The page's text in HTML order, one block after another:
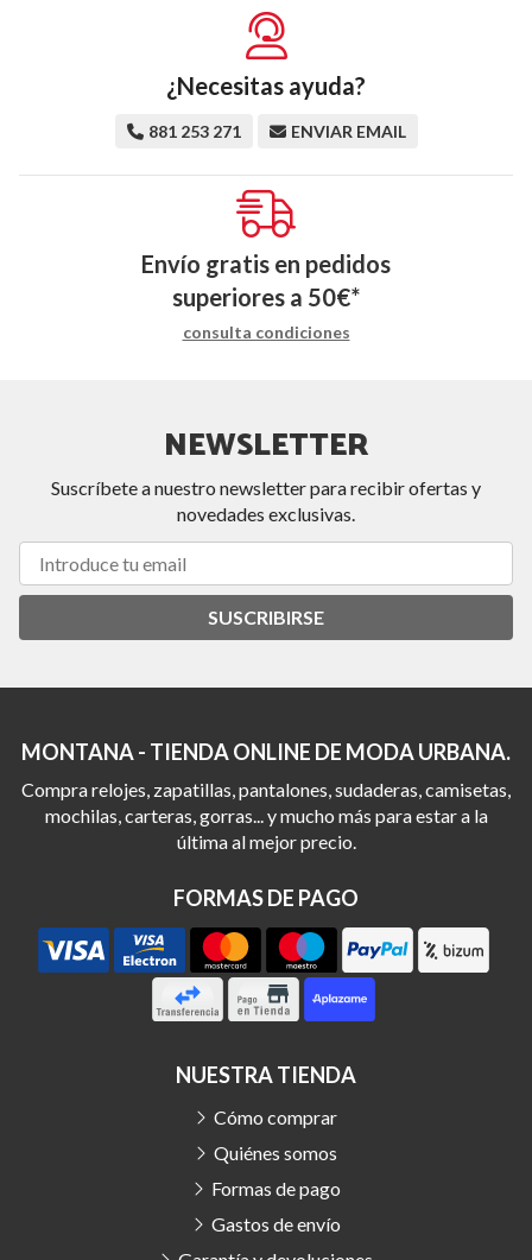
¿Necesitas ayuda?
881 253 271 ENVIAR EMAIL
Envío gratis en pedidos
superiores a 50€*
consulta condiciones
NEWSLETTER
Suscríbete a nuestro newsletter para recibir ofertas y
novedades exclusivas.
SUSCRIBIRSE
MONTANA - TIENDA ONLINE DE MODA URBANA.
Compra relojes, zapatillas, pantalones, sudaderas, camisetas,
mochilas, carteras, gorras... y mucho más para estar a la
última al mejor precio.
FORMAS DE PAGO
NUESTRA TIENDA
Cómo comprar
Quiénes somos
Formas de pago
Gastos de envío